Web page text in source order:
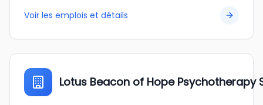
Voir les emplois et détails
Lotus Beacon of Hope Psychotherapy